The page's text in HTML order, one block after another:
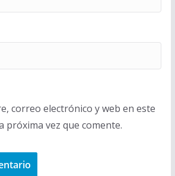
correo electrónico y web en este
próxima vez que comente.